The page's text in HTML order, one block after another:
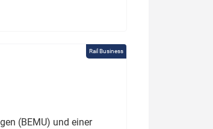
Rail Business
(BEMU) und einer